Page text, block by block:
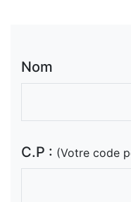
Nom
C.P : (Votre code